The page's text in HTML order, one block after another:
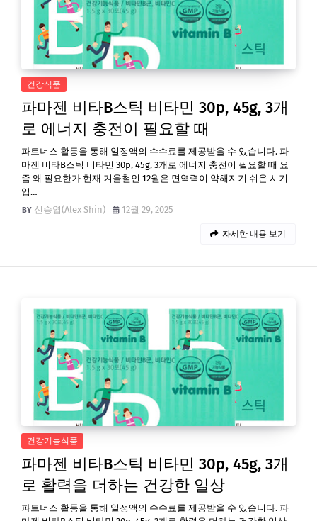
건강식품
파마젠 비타B스틱 비타민 30p, 45g, 3개
로 에너지 충전이 필요할 때
파트너스 활동을 통해 일정액의 수수료를 제공받을 수 있습니다. 파
마젠 비타B스틱 비타민 30p, 45g, 3개로 에너지 충전이 필요할 때 요
즘 왜 필요한가 현재 겨울철인 12월은 면역력이 약해지기 쉬운 시기
입…
신승엽(Alex Shin)
12월 29, 2025
자세한 내용 보기
건강기능식품
파마젠 비타B스틱 비타민 30p, 45g, 3개
로 활력을 더하는 건강한 일상
파트너스 활동을 통해 일정액의 수수료를 제공받을 수 있습니다. 파